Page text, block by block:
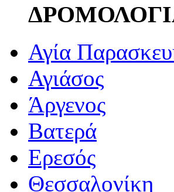
Αγία
Αγιάσος
Άργενος
Βατερά
Ερεσός
Θεσσαλονίκη